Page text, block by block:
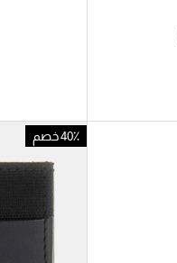
40٪ خصم